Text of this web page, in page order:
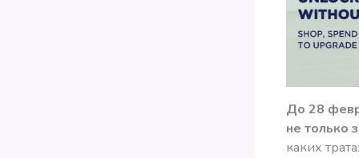
До 28
не только
каких